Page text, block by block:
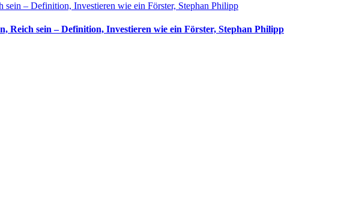
– Definition, Investieren wie ein Förster, Stephan Philipp
sein – Definition, Investieren wie ein Förster, Stephan Philipp